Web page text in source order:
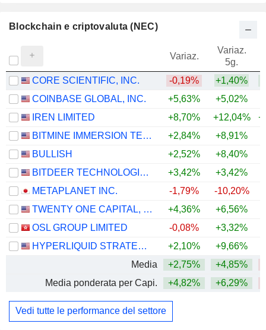
Blockchain e criptovaluta (NEC)
Variaz.
Variaz.
5g.
CORE SCIENTIFIC, INC. -0,19% +1,40%
COINBASE GLOBAL, INC.
+5,63% +5,02%
IREN LIMITED
+8,70% +12,04%
BITMINE IMMERSION TECHNOLOGIES, INC.
+2,84% +8,91%
BULLISH
+2,52%
+8,40%
BITDEER TECHNOLOGIES GROUP
+3,42% +3,42%
METAPLANET INC.
-1,79% -10,20%
TWENTY ONE CAPITAL, INC.
+4,36% +6,56%
OSL GROUP LIMITED
-0,08% +3,32%
HYPERLIQUID STRATEGIES INC.
+2,10%
+9,66%
Media
+2,75% +4,85%
Media ponderata per Capi.
+4,82% +6,29%
Vedi tutte le performance del settore